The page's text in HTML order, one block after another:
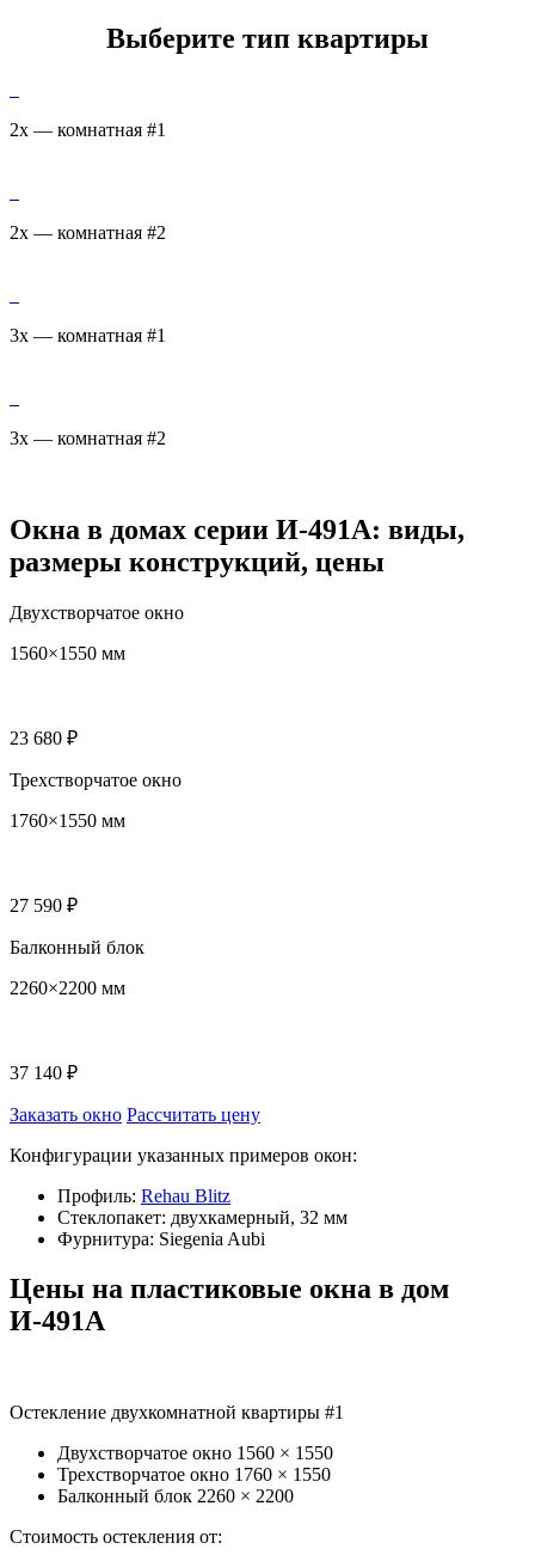
Выберите тип квартиры
2х — комнатная #1
2х — комнатная #2
3х — комнатная #1
3х — комнатная #2
Окна в домах серии И-491А: виды,
размеры конструкций, цены
Двухстворчатое окно
1560×1550 мм
23 680 ₽
Трехстворчатое окно
1760×1550 мм
27 590 ₽
Балконный блок
2260×2200 мм
37 140 ₽
Заказать окно Рассчитать цену
Конфигурации указанных примеров окон:
Профиль: Rehau Blitz
Стеклопакет: двухкамерный, 32 мм
Фурнитура: Siegenia Aubi
Цены на пластиковые окна в дом
И-491А
Остекление двухкомнатной квартиры #1
Двухстворчатое окно 1560 × 1550
Трехстворчатое окно 1760 × 1550
Балконный блок 2260 × 2200
Стоимость остекления от: